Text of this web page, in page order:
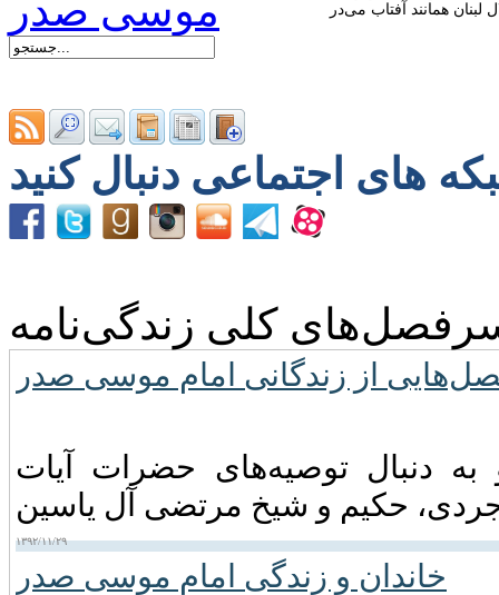
کلی زندگی‌نامه
از زندگانی امام موسی صدر
موسی صدر در اواخر سال ۱۳۳۸ و به دنبال توصیه‌های حضرات آیات
۱۳۹۲/۱۱/۲۹
خاندان و زندگی امام موسى صدر